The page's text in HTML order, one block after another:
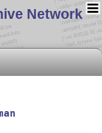
Network